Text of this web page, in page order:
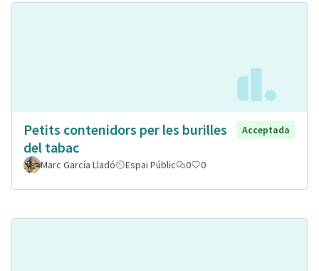
Petits contenidors per les burilles
del tabac
Acceptada
Marc García Lladó Espai Públic 0 0